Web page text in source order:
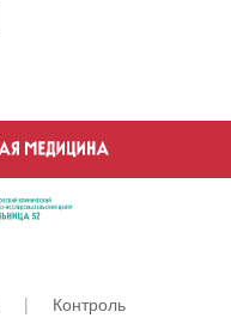
Контроль